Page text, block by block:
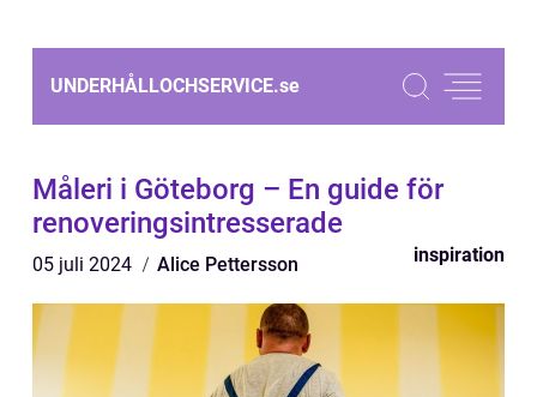
UNDERHÅLLOCHSERVICE.se
Måleri i Göteborg – En guide för
renoveringsintresserade
05 juli 2024 Alice Pettersson inspiration